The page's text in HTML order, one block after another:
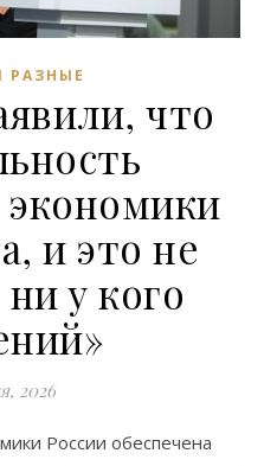
РАЗНЫЕ
что
экономики
и это не
у кого
2026
России обеспечена